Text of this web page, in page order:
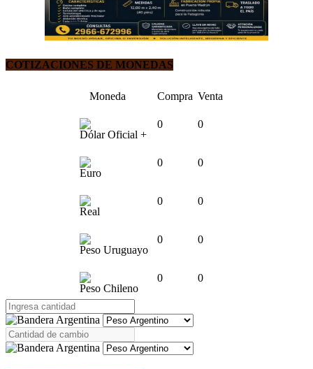
COTIZACIONES DE MONEDAS
Moneda Compra Venta
Dólar Oficial +
0 0
Euro
0 0
Real
0 0
Peso Uruguayo
0 0
Peso Chileno
0 0